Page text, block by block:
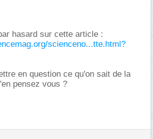
hasard sur cette article :
scienceno...tte.html?
en question ce qu'on sait de la
pensez vous ?